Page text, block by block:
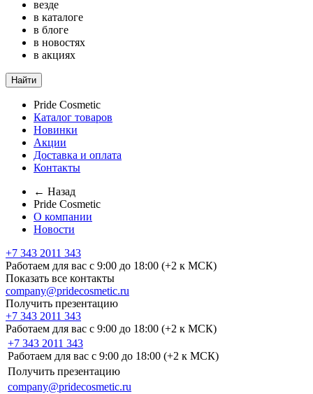
везде
в каталоге
в блоге
в новостях
в акциях
Найти
Pride Cosmetic
Каталог товаров
Новинки
Акции
Доставка и оплата
Контакты
← Назад
Pride Cosmetic
О компании
Новости
+7 343 2011 343
Работаем для вас с 9:00 до 18:00 (+2 к МСК)
Показать все контакты
company@pridecosmetic.ru
Получить презентацию
+7 343 2011 343
Работаем для вас с 9:00 до 18:00 (+2 к МСК)
+7 343 2011 343
Работаем для вас с 9:00 до 18:00 (+2 к МСК)
Получить презентацию
company@pridecosmetic.ru